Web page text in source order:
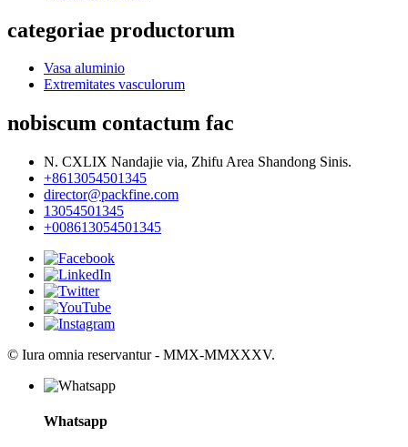
categoriae productorum
Vasa aluminio
Extremitates vasculorum
nobiscum contactum fac
N. CXLIX Nandajie via, Zhifu Area Shandong Sinis.
+8613054501345
director@packfine.com
13054501345
+008613054501345
© Iura omnia reservantur - MMX-MMXXXV.
Whatsapp